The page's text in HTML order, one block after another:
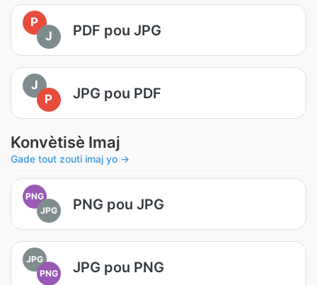
P
J
PDF pou JPG
J
P
JPG pou PDF
Konvètisè Imaj
Gade tout zouti imaj yo →
PNG
JPG
PNG pou JPG
JPG
PNG
JPG pou PNG